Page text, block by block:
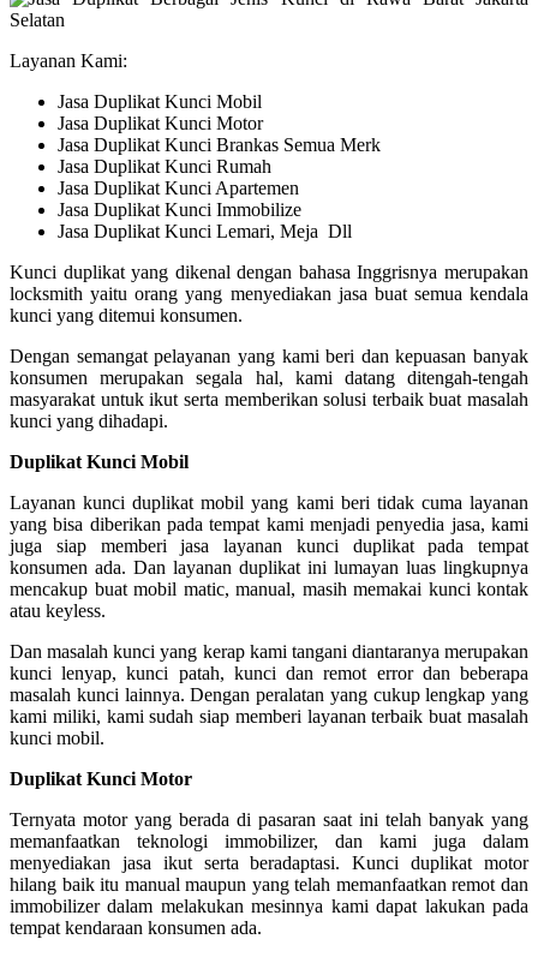
Layanan Kami:
Jasa Duplikat Kunci Mobil
Jasa Duplikat Kunci Motor
Jasa Duplikat Kunci Brankas Semua Merk
Jasa Duplikat Kunci Rumah
Jasa Duplikat Kunci Apartemen
Jasa Duplikat Kunci Immobilize
Jasa Duplikat Kunci Lemari, Meja Dll
Kunci duplikat yang dikenal dengan bahasa Inggrisnya merupakan
locksmith yaitu orang yang menyediakan jasa buat semua kendala
kunci yang ditemui konsumen.
Dengan semangat pelayanan yang kami beri dan kepuasan banyak
konsumen merupakan segala hal, kami datang ditengah-tengah
masyarakat untuk ikut serta memberikan solusi terbaik buat masalah
kunci yang dihadapi.
Duplikat Kunci Mobil
Layanan kunci duplikat mobil yang kami beri tidak cuma layanan
yang bisa diberikan pada tempat kami menjadi penyedia jasa, kami
juga siap memberi jasa layanan kunci duplikat pada tempat
konsumen ada. Dan layanan duplikat ini lumayan luas lingkupnya
mencakup buat mobil matic, manual, masih memakai kunci kontak
atau keyless.
Dan masalah kunci yang kerap kami tangani diantaranya merupakan
kunci lenyap, kunci patah, kunci dan remot error dan beberapa
masalah kunci lainnya. Dengan peralatan yang cukup lengkap yang
kami miliki, kami sudah siap memberi layanan terbaik buat masalah
kunci mobil.
Duplikat Kunci Motor
Ternyata motor yang berada di pasaran saat ini telah banyak yang
memanfaatkan teknologi immobilizer, dan kami juga dalam
menyediakan jasa ikut serta beradaptasi. Kunci duplikat motor
hilang baik itu manual maupun yang telah memanfaatkan remot dan
immobilizer dalam melakukan mesinnya kami dapat lakukan pada
tempat kendaraan konsumen ada.